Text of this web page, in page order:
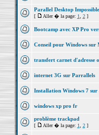
Parallel Desktop
[ Aller � la page: 1 2]
Bootcamp avec XP Pro
Conseil pour Windows sur
transfert carnet d'adresse
internet 3G sur Parrallels
Installation Windows 7 sur
windows xp pro fr
problème trackpad
[ Aller � la page: 1 2]